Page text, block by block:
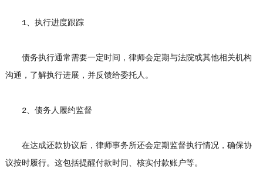
1、执行进度跟踪
债务执行通常需要一定时间，律师会定期与法院或其他相关机构
沟通，了解执行进展，并反馈给委托人。
2、债务人履约监督
在达成还款协议后，律师事务所还会定期监督执行情况，确保协
议按时履行。这包括提醒付款时间、核实付款账户等。